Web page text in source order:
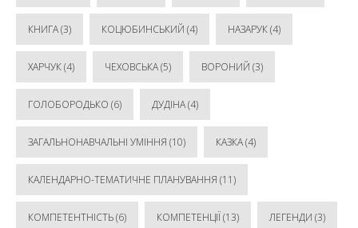
КНИГА(3) КОЦЮБИНСЬКИЙ (4) НАЗАРУК(4)
ХАРЧУК(4) ЧЕХОВСЬКА(5) ВОРОНИЙ (3)
ГОЛОБОРОДЬКО (6) ДУДІНА(4)
ЗАГАЛЬНОНАВЧАЛЬНІ УМІННЯ (10) КАЗКА(4)
КАЛЕНДАРНО-ТЕМАТИЧНЕ ПЛАНУВАННЯ (11)
КОМПЕТЕНТНІСТЬ(6) КОМПЕТЕНЦІЇ (13) ЛЕГЕНДИ (3)